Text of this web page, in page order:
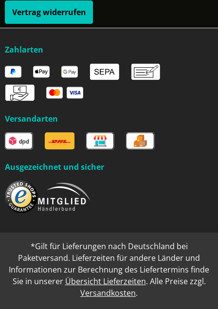
Vertrag widerrufen
Zahlarten
Versandarten
Ausgezeichnet und sicher
*Gilt für Lieferungen nach Deutschland bei
Paketversand. Lieferzeiten für andere Länder und
Informationen zur Berechnung des Liefertermins finde
Sie in unserer Übersicht Lieferzeiten. Alle Preise zzgl.
Versandkosten.